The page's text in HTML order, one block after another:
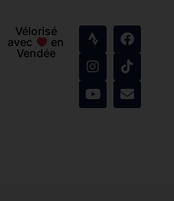
Vélorisé
avec
en
Vendée